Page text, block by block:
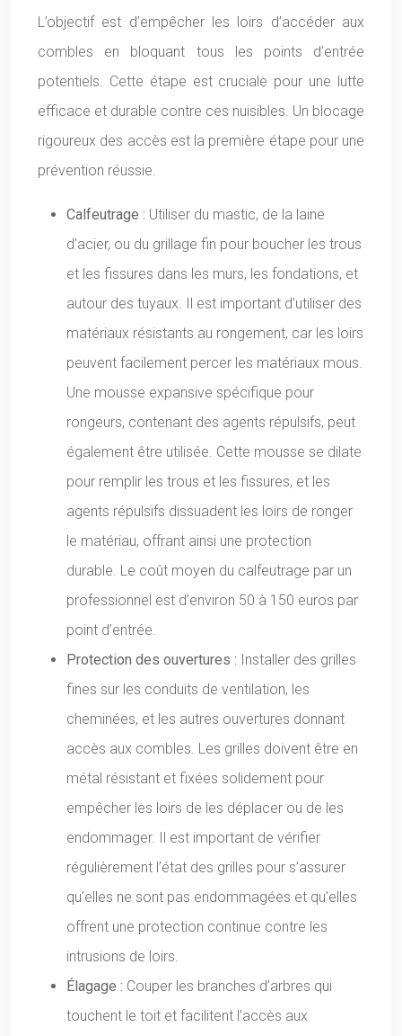
L’objectif est d’empêcher les loirs d’accéder aux
combles en bloquant tous les points d’entrée
potentiels. Cette étape est cruciale pour une lutte
efficace et durable contre ces nuisibles. Un blocage
rigoureux des accès est la première étape pour une
prévention réussie.
Calfeutrage : Utiliser du mastic, de la laine
d’acier, ou du grillage fin pour boucher les trous
et les fissures dans les murs, les fondations, et
autour des tuyaux. Il est important d’utiliser des
matériaux résistants au rongement, car les loirs
peuvent facilement percer les matériaux mous.
Une mousse expansive spécifique pour
rongeurs, contenant des agents répulsifs, peut
également être utilisée. Cette mousse se dilate
pour remplir les trous et les fissures, et les
agents répulsifs dissuadent les loirs de ronger
le matériau, offrant ainsi une protection
durable. Le coût moyen du calfeutrage par un
professionnel est d’environ 50 à 150 euros par
point d’entrée.
Protection des ouvertures : Installer des grilles
fines sur les conduits de ventilation, les
cheminées, et les autres ouvertures donnant
accès aux combles. Les grilles doivent être en
métal résistant et fixées solidement pour
empêcher les loirs de les déplacer ou de les
endommager. Il est important de vérifier
régulièrement l’état des grilles pour s’assurer
qu’elles ne sont pas endommagées et qu’elles
offrent une protection continue contre les
intrusions de loirs.
Élagage : Couper les branches d’arbres qui
touchent le toit et facilitent l’accès aux